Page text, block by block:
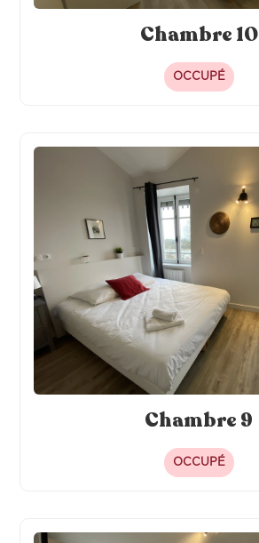
Chambre 10
OCCUPÉ
Chambre 9
OCCUPÉ